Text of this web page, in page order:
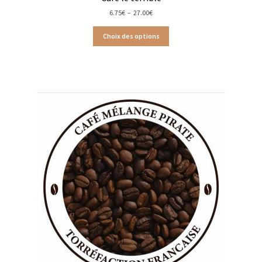
Assaisonnements
Vinaigres
Épices
Baies
Conditionnements épices
Boîtes à épices
6.75€ – 27.00€Plage
prix :
6.75€
à
Choix des options